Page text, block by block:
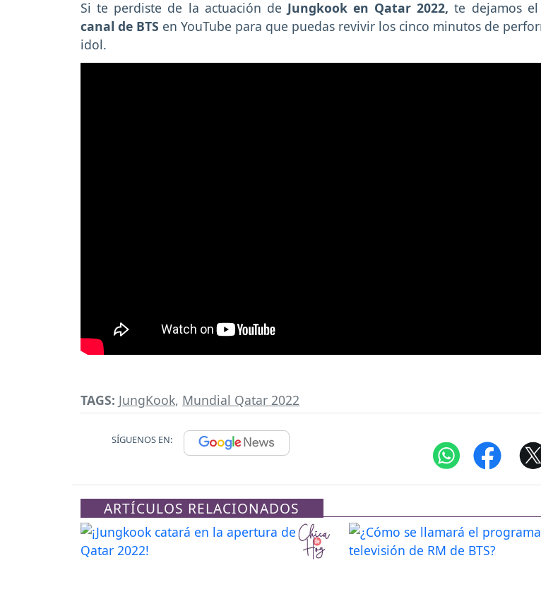
Si te perdiste de la actuación de Jungkook en Qatar 2022, te dejamos
canal de BTS en YouTube para que puedas revivir los cinco minutos de
idol.
TAGS: JungKook, Mundial Qatar 2022
SÍGUENOS EN:
ARTÍCULOS RELACIONADOS